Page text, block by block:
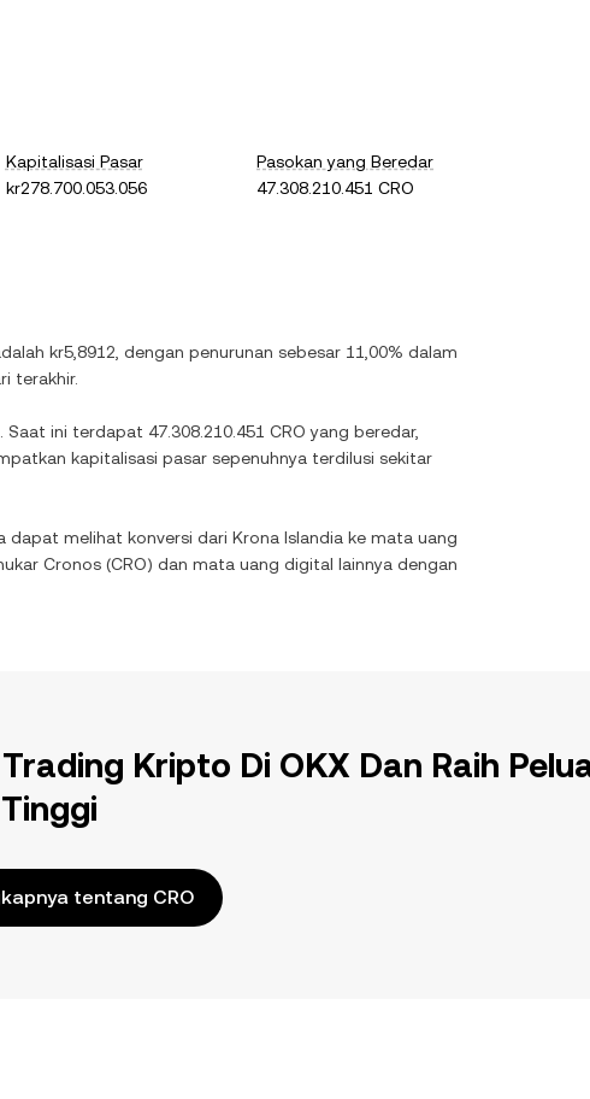
Kapitalisasi Pasar
kr278.700.053.056
Pasokan yang Beredar
47.308.210.451 CRO
kr5,8912 , dengan penurunan sebesar 11,00% dalam
terakhir.
. Saat ini terdapat 47.308.210.451 CRO yang beredar,
kapitalisasi pasar sepenuhnya terdilusi sekitar
dapat melihat konversi dari Krona Islandia ke mata uang
Cronos (CRO) dan mata uang digital lainnya dengan
Kripto Di OKX Dan Raih
tentang CRO